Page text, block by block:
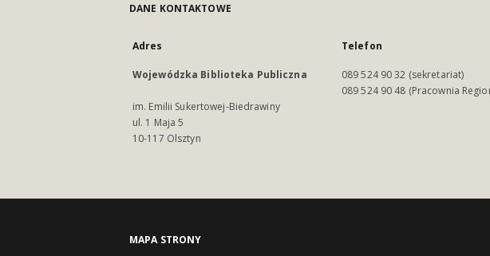
DANE KONTAKTOWE
Adres
Wojewódzka Biblioteka Publiczna
im. Emilii Sukertowej-Biedrawiny
ul. 1 Maja 5
10-117 Olsztyn
Telefon
089 524 90 32 (sekretariat)
089 524 90 48 (Pracownia
MAPA STRONY